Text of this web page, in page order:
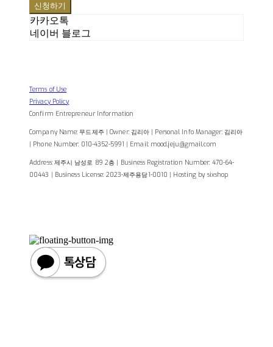
신청하기
카카오톡
네이버 블로그
Terms of Use
Privacy Policy
Confirm Entrepreneur Information
Company Name: 무드제주 | Owner: 김리아 | Personal Info Manager: 김리아
| Phone Number: 010-4352-5991 | Email: mood.jeju@gmail.com
Address: 제주시 남성로 89 2층 | Business Registration Number: 470-64-
00443 | Business License: 2023-제주용담1-0010 | Hosting by sixshop